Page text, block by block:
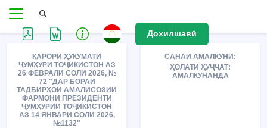
Дохилшавӣ
ҚАРОРИ ҲУКУМАТИ
ҶУМҲУРИ ТОҶИКИСТОН АЗ
26 ФЕВРАЛИ СОЛИ 2026, №
72 "ДАР БОРАИ
ТАДБИРҲОИ АМАЛИСОЗИИ
ФАРМОНИ ПРЕЗИДЕНТИ
ҶУМҲУРИИ ТОҶИКИСТОН
АЗ 14 ЯНВАРИ СОЛИ 2026,
№1132"
САНАИ АМАЛКУНИ:
ҲОЛАТИ ҲУҶҶАТ:
АМАЛКУНАНДА